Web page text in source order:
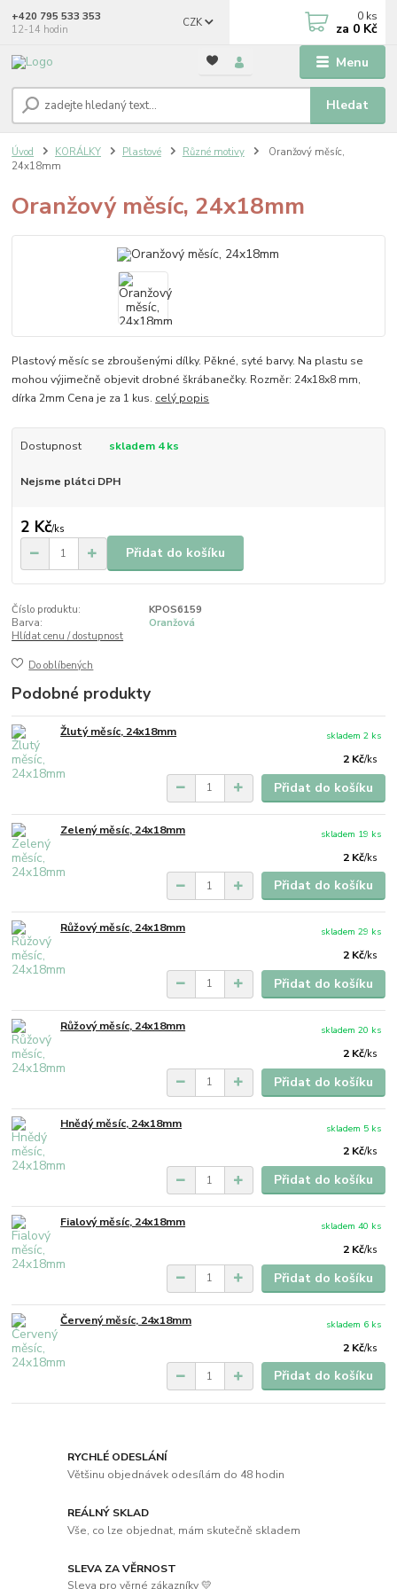
Menu
CZK
Hledat
+420 795 533 353
12-14 hodin
0 ks
za 0 Kč
Úvod KORÁLKY Plastové Různé motivy
Oranžový měsíc,
24x18mm
Oranžový měsíc, 24x18mm
Plastový měsíc se zbroušenými dílky. Pěkné, syté barvy. Na plastu se
mohou výjimečně objevit drobné škrábanečky. Rozměr: 24x18x8 mm,
dírka 2mm Cena je za 1 kus. celý popis
Dostupnost skladem 4 ks
Nejsme plátci DPH
2 Kč/ks
Přidat do košíku
Číslo produktu:
KPOS6159
Barva:
Oranžová
Hlídat cenu / dostupnost
Do oblíbených
Podobné produkty
Žlutý měsíc, 24x18mm
2 Kč/ks
skladem 2 ks
Přidat do košíku
Zelený měsíc, 24x18mm
2 Kč/ks
skladem 19 ks
Přidat do košíku
Růžový měsíc, 24x18mm
2 Kč/ks
skladem 29 ks
Přidat do košíku
Růžový měsíc, 24x18mm
2 Kč/ks
skladem 20 ks
Přidat do košíku
Hnědý měsíc, 24x18mm
2 Kč/ks
skladem 5 ks
Přidat do košíku
Fialový měsíc, 24x18mm
2 Kč/ks
skladem 40 ks
Přidat do košíku
Červený měsíc, 24x18mm
2 Kč/ks
skladem 6 ks
Přidat do košíku
RYCHLÉ ODESLÁNÍ
Většinu objednávek odesílám do 48 hodin
REÁLNÝ SKLAD
Vše, co lze objednat, mám skutečně skladem
SLEVA ZA VĚRNOST
Sleva pro věrné zákazníky 💛